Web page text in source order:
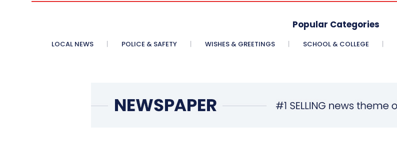
Popular Categories
LOCAL NEWS POLICE & SAFETY WISHES & GREETINGS SCHOOL & COLLEGE